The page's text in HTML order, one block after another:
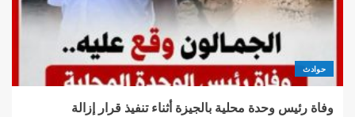
حوادث
وفاة رئيس وحدة محلية بالجيزة أثناء تنفيذ قرار إزالة